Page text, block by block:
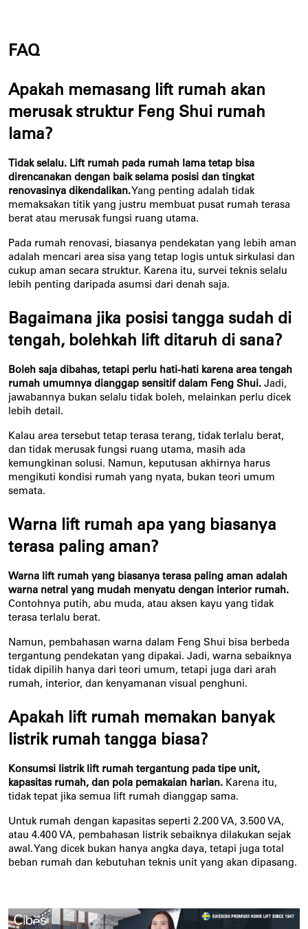
FAQ
Apakah memasang lift rumah akan
merusak struktur Feng Shui rumah
lama?
Tidak selalu. Lift rumah pada rumah lama tetap bisa
direncanakan dengan baik selama posisi dan tingkat
renovasinya dikendalikan. Yang penting adalah tidak
memaksakan titik yang justru membuat pusat rumah terasa
berat atau merusak fungsi ruang utama.
Pada rumah renovasi, biasanya pendekatan yang lebih aman
adalah mencari area sisa yang tetap logis untuk sirkulasi dan
cukup aman secara struktur. Karena itu, survei teknis selalu
lebih penting daripada asumsi dari denah saja.
Bagaimana jika posisi tangga sudah di
tengah, bolehkah lift ditaruh di sana?
Boleh saja dibahas, tetapi perlu hati-hati karena area tengah
rumah umumnya dianggap sensitif dalam Feng Shui. Jadi,
jawabannya bukan selalu tidak boleh, melainkan perlu dicek
lebih detail.
Kalau area tersebut tetap terasa terang, tidak terlalu berat,
dan tidak merusak fungsi ruang utama, masih ada
kemungkinan solusi. Namun, keputusan akhirnya harus
mengikuti kondisi rumah yang nyata, bukan teori umum
semata.
Warna lift rumah apa yang biasanya
terasa paling aman?
Warna lift rumah yang biasanya terasa paling aman adalah
warna netral yang mudah menyatu dengan interior rumah.
Contohnya putih, abu muda, atau aksen kayu yang tidak
terasa terlalu berat.
Namun, pembahasan warna dalam Feng Shui bisa berbeda
tergantung pendekatan yang dipakai. Jadi, warna sebaiknya
tidak dipilih hanya dari teori umum, tetapi juga dari arah
rumah, interior, dan kenyamanan visual penghuni.
Apakah lift rumah memakan banyak
listrik rumah tangga biasa?
Konsumsi listrik lift rumah tergantung pada tipe unit,
kapasitas rumah, dan pola pemakaian harian. Karena itu,
tidak tepat jika semua lift rumah dianggap sama.
Untuk rumah dengan kapasitas seperti 2.200 VA, 3.500 VA,
atau 4.400 VA, pembahasan listrik sebaiknya dilakukan sejak
awal. Yang dicek bukan hanya angka daya, tetapi juga total
beban rumah dan kebutuhan teknis unit yang akan dipasang.